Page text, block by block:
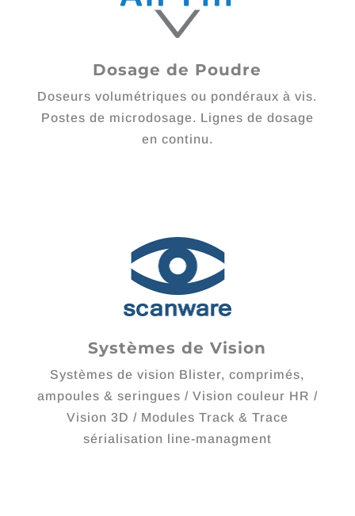
Dosage de Poudre
Doseurs volumétriques ou pondéraux à vis.
Postes de microdosage. Lignes de dosage
en continu.
Systèmes de Vision
Systèmes de vision Blister, comprimés,
ampoules & seringues / Vision couleur HR /
Vision 3D / Modules Track & Trace
sérialisation line-managment